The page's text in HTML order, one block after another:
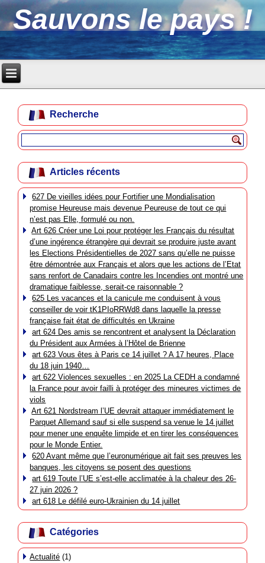
Sauvons le pays !
Recherche
Articles récents
627 De vieilles idées pour Fortifier une Mondialisation
promise Heureuse mais devenue Peureuse de tout ce qui
n’est pas Elle, formulé ou non.
Art 626 Créer une Loi pour protéger les Français du résultat
d’une ingérence étrangère qui devrait se produire juste avant
les Elections Présidentielles de 2027 sans qu’elle ne puisse
être démontrée aux Français et alors que les actions de l’Etat
sans renfort de Canadairs contre les Incendies ont montré une
dramatique faiblesse, serait-ce raisonnable ?
625 Les vacances et la canicule me conduisent à vous
conseiller de voir tK1PIoRRWd8 dans laquelle la presse
française fait état de difficultés en Ukraine
art 624 Des amis se rencontrent et analysent la Déclaration
du Président aux Armées à l’Hôtel de Brienne
art 623 Vous êtes à Paris ce 14 juillet ? A 17 heures, Place
du 18 juin 1940…
art 622 Violences sexuelles : en 2025 La CEDH a condamné
la France pour avoir failli à protéger des mineures victimes de
viols
Art 621 Nordstream l’UE devrait attaquer immédiatement le
Parquet Allemand sauf si elle suspend sa venue le 14 juillet
pour mener une enquête limpide et en tirer les conséquences
pour le Monde Entier.
620 Avant même que l’euronumérique ait fait ses preuves les
banques, les citoyens se posent des questions
art 619 Toute l’UE s’est-elle acclimatée à la chaleur des 26-
27 juin 2026 ?
art 618 Le défilé euro-Ukrainien du 14 juillet
Catégories
Actualité (1)